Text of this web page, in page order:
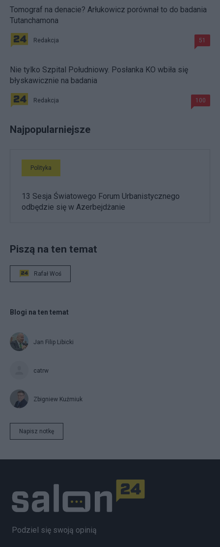
Tomograf na denacie? Arłukowicz porównał to do badania
Tutanchamona
Redakcja 51
Nie tylko Szpital Południowy. Posłanka KO wbiła się
błyskawicznie na badania
Redakcja 100
Najpopularniejsze
Polityka
13 Sesja Światowego Forum Urbanistycznego
odbędzie się w Azerbejdżanie
Piszą na ten temat
Rafał Woś
Blogi na ten temat
Jan Filip Libicki
catrw
Zbigniew Kuźmiuk
Napisz notkę
Podziel się swoją opinią